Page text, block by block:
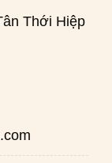
Thới Hiệp